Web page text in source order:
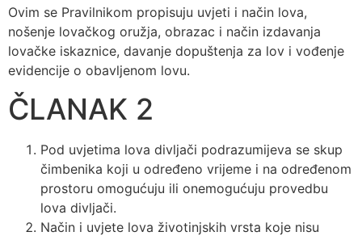
Ovim se Pravilnikom propisuju uvjeti i način lova,
nošenje lovačkog oružja, obrazac i način izdavanja
lovačke iskaznice, davanje dopuštenja za lov i vođenje
evidencije o obavljenom lovu.
ČLANAK 2
Pod uvjetima lova divljači podrazumijeva se skup
čimbenika koji u određeno vrijeme i na određenom
prostoru omogućuju ili onemogućuju provedbu
lova divljači.
Način i uvjete lova životinjskih vrsta koje nisu